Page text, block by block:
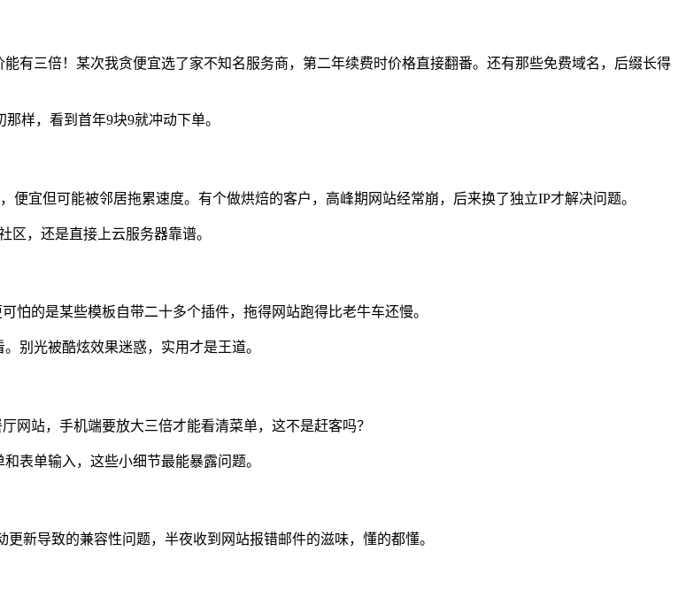
有三倍！某次我贪便宜选了家不知名服务商，第二年续费时价格直接翻番。还有那些免费域名，后缀长得
样，看到首年9块9就冲动下单。
宜但可能被邻居拖累速度。有个做烘焙的客户，高峰期网站经常崩，后来换了独立IP才解决问题。
区，还是直接上云服务器靠谱。
怕的是某些模板自带二十多个插件，拖得网站跑得比老牛车还慢。
别光被酷炫效果迷惑，实用才是王道。
网站，手机端要放大三倍才能看清菜单，这不是赶客吗？
表单输入，这些小细节最能暴露问题。
新导致的兼容性问题，半夜收到网站报错邮件的滋味，懂的都懂。